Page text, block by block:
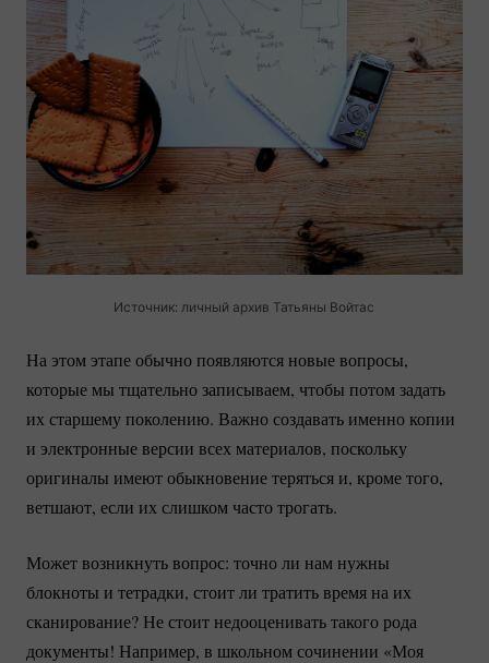
Источник: личный архив Татьяны Войтас
На этом этапе обычно появляются новые вопросы,
которые мы тщательно записываем, чтобы потом задать
их старшему поколению. Важно создавать именно копии
и электронные версии всех материалов, поскольку
оригиналы имеют обыкновение теряться и, кроме того,
ветшают, если их слишком часто трогать.
Может возникнуть вопрос: точно ли нам нужны
блокноты и тетрадки, стоит ли тратить время на их
сканирование? Не стоит недооценивать такого рода
документы! Например, в школьном сочинении «Моя